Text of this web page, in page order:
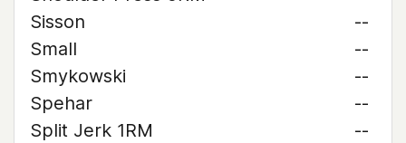
Sisson
--
Small
--
Smykowski
--
Spehar
--
Split Jerk 1RM
--